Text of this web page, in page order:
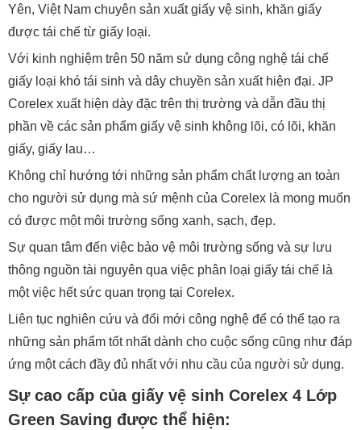
Yên, Việt Nam chuyên sản xuất giấy vệ sinh, khăn giấy
được tái chế từ giấy loại.
Với kinh nghiệm trên 50 năm sử dụng công nghệ tái chế
giấy loại khó tái sinh và dây chuyền sản xuất hiện đại. JP
Corelex xuất hiện dày đặc trên thị trường và dẫn đầu thị
phần về các sản phẩm giấy vệ sinh không lõi, có lõi, khăn
giấy, giấy lau…
Không chỉ hướng tới những sản phẩm chất lượng an toàn
cho người sử dụng mà sứ mệnh của Corelex là mong muốn
có được một môi trường sống xanh, sạch, đẹp.
Sự quan tâm đến việc bảo vệ môi trường sống và sự lưu
thông nguồn tài nguyên qua việc phân loại giấy tái chế là
một việc hết sức quan trọng tại Corelex.
Liên tục nghiên cứu và đổi mới công nghệ để có thể tạo ra
những sản phẩm tốt nhất dành cho cuộc sống cũng như đáp
ứng một cách đầy đủ nhất với nhu cầu của người sử dụng.
Sự cao cấp của giấy vệ sinh Corelex 4 Lớp
Green Saving được thể hiện: